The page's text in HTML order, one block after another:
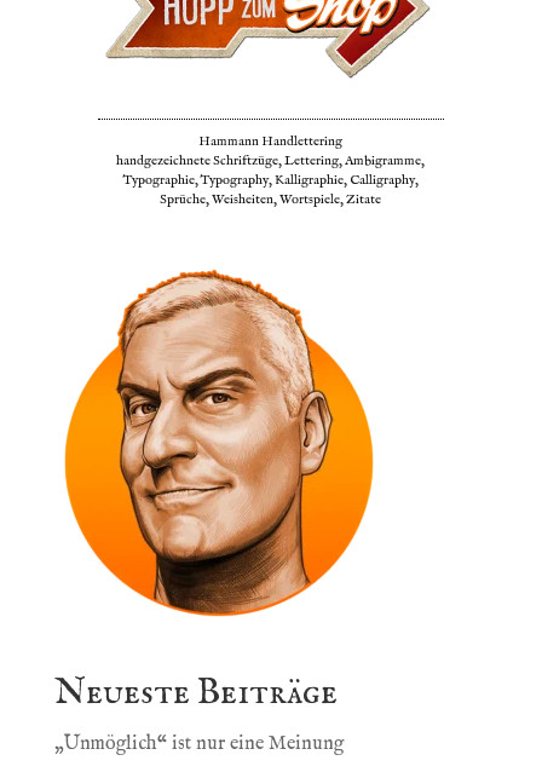
Hammann Handlettering
handgezeichnete Schriftzüge, Lettering, Ambigramme,
Typographie, Typography, Kalligraphie, Calligraphy,
Sprüche, Weisheiten, Wortspiele, Zitate
Neueste Beiträge
„Unmöglich“ ist nur eine Meinung